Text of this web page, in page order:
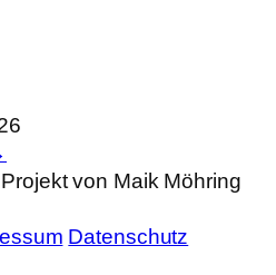
Projekt von Maik Möhring
Datenschutz